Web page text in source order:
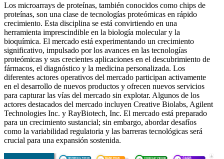
Los microarrays de proteínas, también conocidos como chips de
proteínas, son una clase de tecnologías proteómicas en rápido
crecimiento. Esta disciplina se está convirtiendo en una
herramienta imprescindible en la biología molecular y la
bioquímica. El mercado está experimentando un crecimiento
significativo, impulsado por los avances en las tecnologías
proteómicas y sus crecientes aplicaciones en el descubrimiento de
fármacos, el diagnóstico y la medicina personalizada. Los
diferentes actores operativos del mercado participan activamente
en el desarrollo de nuevos productos y ofrecen nuevos servicios
para capturar las vías del mercado sin explotar. Algunos de los
actores destacados del mercado incluyen Creative Biolabs, Agilent
Technologies Inc. y RayBiotech, Inc. El mercado está preparado
para un crecimiento sustancial; sin embargo, abordar desafíos
como la variabilidad regulatoria y las barreras tecnológicas será
crucial para una expansión sostenida.